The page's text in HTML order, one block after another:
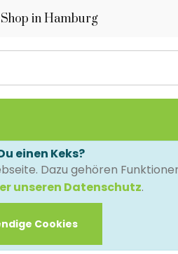
in Hamburg
einen Keks?
Dazu gehören
unseren Datenschutz.
Cookies